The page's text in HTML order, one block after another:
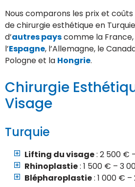
Nous comparons les prix et
de chirurgie esthétique en
d’autres payscomme la France,
l’Espagne, l’Allemagne, le
Pologne et la Hongrie.
Chirurgie
Visage
Turquie
Lifting du visage: 2 500 €
Rhinoplastie: 1 500 € – 3
Blépharoplastie: 1 000 €